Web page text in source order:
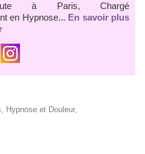
à Paris, Chargé
en Hypnose... En savoir plus
, Hypnose et Douleur,